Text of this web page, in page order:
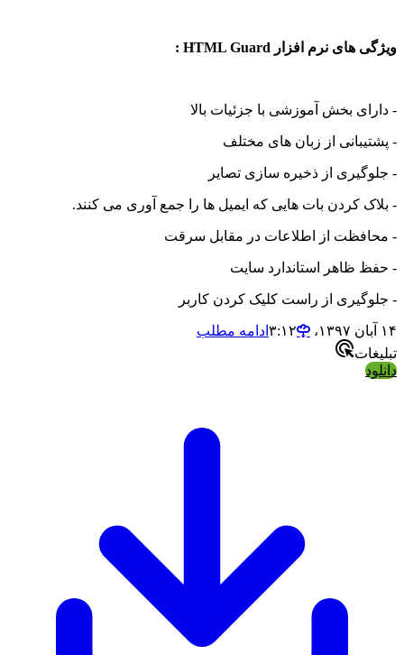
ویژگی های نرم افزار HTML Guard :
- دارای بخش آموزشی با جزئیات بالا
- پشتیبانی از زبان های مختلف
- جلوگیری از ذخیره سازی تصایر
- بلاک کردن بات هایی که ایمیل ها را جمع آوری می کنند.
- محافظت از اطلاعات در مقابل سرقت
- حفظ ظاهر استاندارد سایت
- جلوگیری از راست کلیک کردن کاربر
۱۴ آبان ۱۳۹۷،‏ ۳:۱۲
ادامه مطلب
تبلیغات
دانلود